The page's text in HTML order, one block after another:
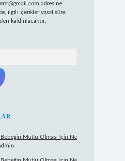
adresine
ilgili içerikler yasal süre
kaldırılacaktır.
Mutlu Olması Için Ne